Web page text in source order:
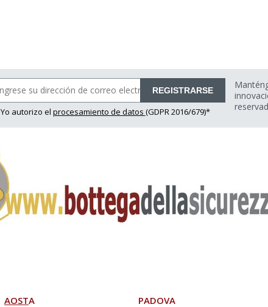
REGISTRARSE
Yo autorizo el procesamiento de datos (GDPR 2016/679)*
AOSTA PADOVA